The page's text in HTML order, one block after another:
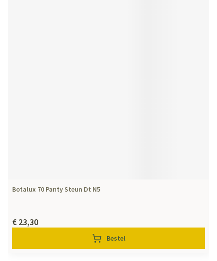
Botalux 70 Panty Steun Dt N5
€ 23,30
Bestel